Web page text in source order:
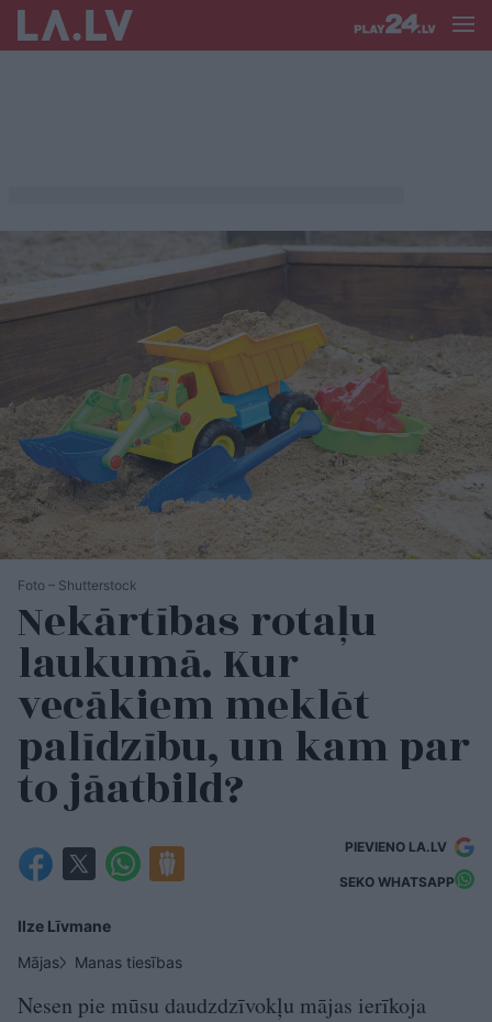
Foto – Shutterstock
Nekārtības rotaļu
laukumā. Kur
vecākiem meklēt
palīdzību, un kam par
to jāatbild?
PIEVIENO LA.LV
SEKO WHATSAPP
Ilze Līvmane
Mājas
Manas tiesības
Nesen pie mūsu daudzdzīvokļu mājas ierīkoja